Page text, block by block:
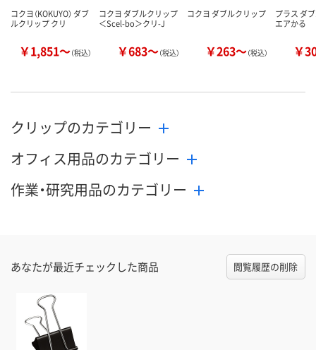
コクヨ（KOKUYO） ダブ
ルクリップ クリ
￥1,851～（税込）
コクヨ ダブルクリップ
＜Scel-bo＞クリ-J
￥683～（税込）
コクヨ ダブルクリップ
￥263～（税込）
プラス ダ
エアかる
￥
クリップのカテゴリー
オフィス用品のカテゴリー
作業・研究用品のカテゴリー
あなたが最近チェックした商品 閲覧履歴の削除